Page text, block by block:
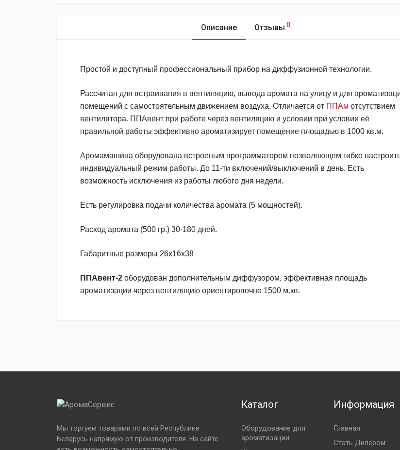
Описание Отзывы 0
Простой и доступный профессиональный прибор на диффузионной технологии.
Рассчитан для встраивания в вентиляцию, вывода аромата на улицу и для
помещений с самостоятельным движением воздуха. Отличается от ППАм отсутствием
вентилятора. ППАвент при работе через вентиляцию и условии при условии её
правильной работы эффективно ароматизирует помещение площадью в 1000 кв.м.
Аромамашина оборудована встроеным программатором позволяющем гибко
индивидуальный режим работы. До 11-ти включений/выключений в день. Есть
возможность исключения из работы любого дня недели.
Есть регулировка подачи количества аромата (5 мощностей).
Расход аромата (500 гр.) 30-180 дней.
Габаритные размеры 26х16х38
ППАвент-2 оборудован дополнительным диффузором, эффективная площадь
ароматизации через вентиляцию ориентировочно 1500 м.кв.
Отзыв
Мы торгуем товарами по всей Республике
Беларусь напрямую от производителя. На сайте
Каталог
Оборудование для
ароматизации
Информация
Главная
Стать Дилером